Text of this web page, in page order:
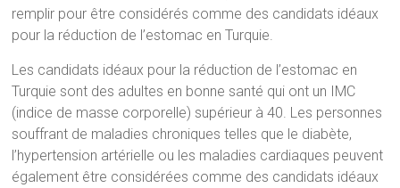
remplir pour être considérés comme des candidats idéaux
pour la réduction de l’estomac en Turquie.
Les candidats idéaux pour la réduction de l’estomac en
Turquie sont des adultes en bonne santé qui ont un IMC
(indice de masse corporelle) supérieur à 40. Les personnes
souffrant de maladies chroniques telles que le diabète,
l’hypertension artérielle ou les maladies cardiaques peuvent
également être considérées comme des candidats idéaux